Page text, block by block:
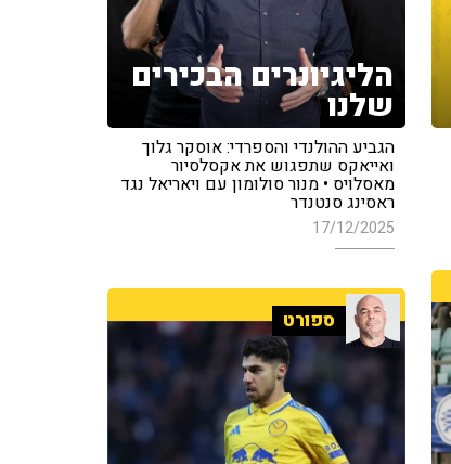
הליגיונרים הבכירים
שלנו
הגביע ההולנדי והספרדי: אוסקר גלוך
ואייאקס שתפגוש את אקסלסיור
מאסלויס • מנור סולומון עם ויאריאל נגד
ראסינג סנטנדר
17/12/2025
ספורט